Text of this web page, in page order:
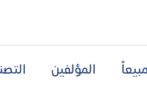
المؤلفين